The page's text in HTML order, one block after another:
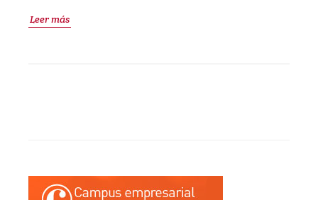
Leer más